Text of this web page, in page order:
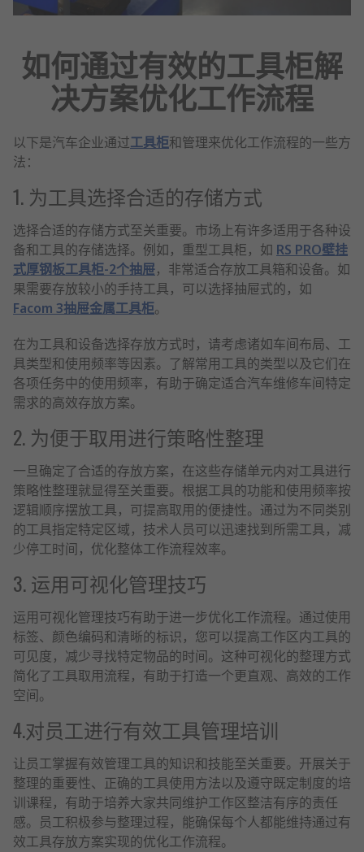
如何通过有效的工具柜解
决方案优化工作流程
以下是汽车企业通过工具柜和管理来优化工作流程的一些方
法：
1. 为工具选择合适的存储方式
选择合适的存储方式至关重要。市场上有许多适用于各种设
备和工具的存储选择。例如，重型工具柜，如 RS PRO壁挂
式厚钢板工具柜-2个抽屉，非常适合存放工具箱和设备。如
果需要存放较小的手持工具，可以选择抽屉式的，如
Facom 3抽屉金属工具柜。
在为工具和设备选择存放方式时，请考虑诸如车间布局、工
具类型和使用频率等因素。了解常用工具的类型以及它们在
各项任务中的使用频率，有助于确定适合汽车维修车间特定
需求的高效存放方案。
2. 为便于取用进行策略性整理
一旦确定了合适的存放方案，在这些存储单元内对工具进行
策略性整理就显得至关重要。根据工具的功能和使用频率按
逻辑顺序摆放工具，可提高取用的便捷性。通过为不同类别
的工具指定特定区域，技术人员可以迅速找到所需工具，减
少停工时间，优化整体工作流程效率。
3. 运用可视化管理技巧
运用可视化管理技巧有助于进一步优化工作流程。通过使用
标签、颜色编码和清晰的标识，您可以提高工作区内工具的
可见度，减少寻找特定物品的时间。这种可视化的整理方式
简化了工具取用流程，有助于打造一个更直观、高效的工作
空间。
4.对员工进行有效工具管理培训
让员工掌握有效管理工具的知识和技能至关重要。开展关于
整理的重要性、正确的工具使用方法以及遵守既定制度的培
训课程，有助于培养大家共同维护工作区整洁有序的责任
感。员工积极参与整理过程，能确保每个人都能维持通过有
效工具存放方案实现的优化工作流程。